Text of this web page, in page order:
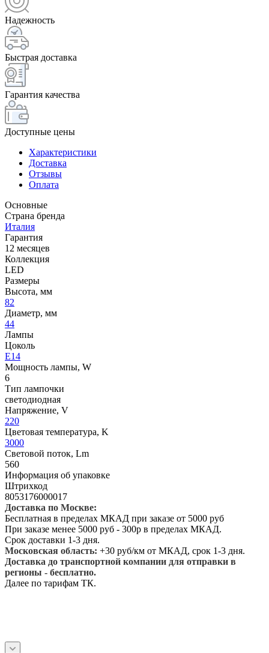
Надежность
Быстрая доставка
Гарантия качества
Доступные цены
Характеристики
Доставка
Отзывы
Оплата
Основные
Страна бренда
Италия
Гарантия
12 месяцев
Коллекция
LED
Размеры
Высота, мм
82
Диаметр, мм
44
Лампы
Цоколь
E14
Мощность лампы, W
6
Тип лампочки
светодиодная
Напряжение, V
220
Цветовая температура, K
3000
Световой поток, Lm
560
Информация об упаковке
Штрихкод
8053176000017
Доставка по Москве:
Бесплатная в пределах МКАД при заказе от 5000 руб
При заказе менее 5000 руб - 300р в пределах МКАД.
Срок доставки 1-3 дня.
Московская область: +30 руб/км от МКАД, срок 1-3 дня.
Доставка до транспортной компании для отправки в
регионы - бесплатно.
Далее по тарифам ТК.